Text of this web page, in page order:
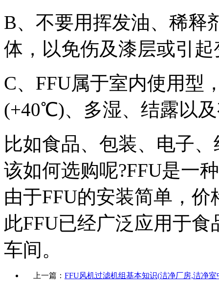
B、不要用挥发油、稀释
体，以免伤及漆层或引起
C、FFU属于室内使用型
(+40℃)、多湿、结露以
比如食品、包装、电子
该如何选购呢?FFU是一
由于FFU的安装简单，
此FFU已经广泛应用于
车间。
上一篇： FFU风机过滤机组基本知识(洁净厂房,洁净室